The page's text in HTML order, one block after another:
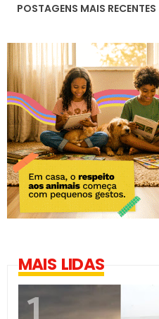
POSTAGENS MAIS RECENTES
MAIS LIDAS